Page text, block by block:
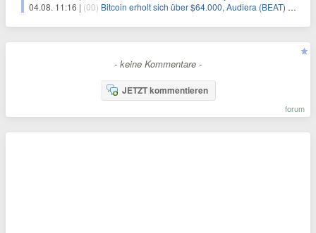
04.08. 11:16 | (00) Bitcoin erholt sich über $64.000, Audiera (BEAT) fällt erneut
- keine Kommentare -
JETZT kommentieren
forum